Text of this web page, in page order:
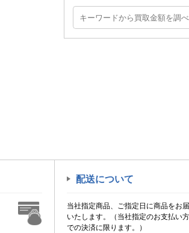
配送について
当社指定商品、ご指定日に商品をお
いたします。（当社指定のお支払い
での決済に限ります。）